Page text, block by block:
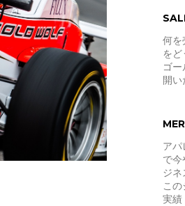
何を
をど
ゴ
開い
アパ
で
ジ
こ
実績